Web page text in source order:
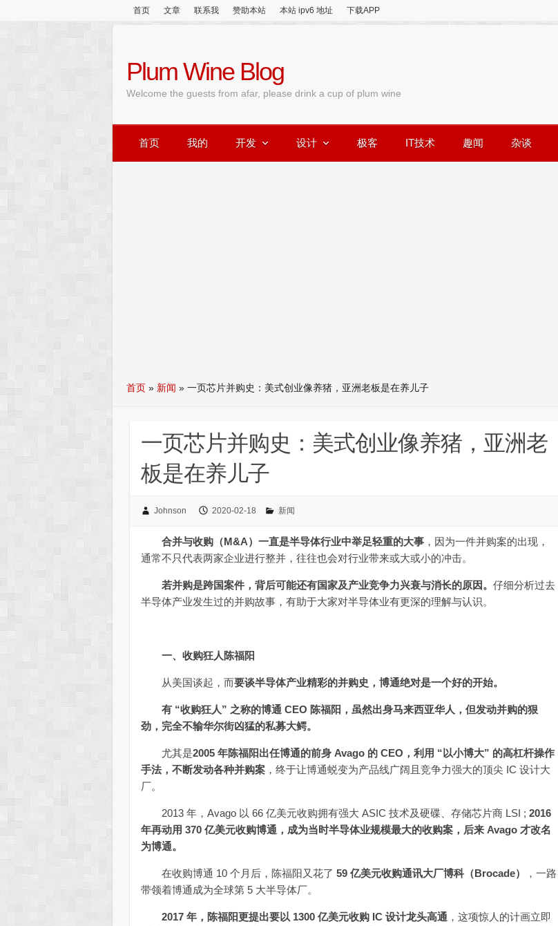
首页 文章 联系我 赞助本站 本站 ipv6 地址 下载APP
Plum Wine Blog
Welcome the guests from afar, please drink a cup of plum wine
首页 我的 开发 设计 极客 IT技术 趣闻 杂谈
首页 » 新闻 » 一页芯片并购史：美式创业像养猪，亚洲老板是在养儿子
一页芯片并购史：美式创业像养猪，亚洲老
板是在养儿子
Johnson 2020-02-18 新闻
合并与收购（M&A）一直是半导体行业中举足轻重的大事 ，因为一件并购案的出现，
通常不只代表两家企业进行整并，往往也会对行业带来或大或小的冲击。
若并购是跨国案件，背后可能还有国家及产业竞争力兴衰与消长的原因。仔细分析过去
半导体产业发生过的并购故事，有助于大家对半导体业有更深的理解与认识。
一、收购狂人陈福阳
从美国谈起，而要谈半导体产业精彩的并购史，博通绝对是一个好的开始。
有 “收购狂人” 之称的博通 CEO 陈福阳，虽然出身马来西亚华人，但发动并购的狠
劲，完全不输华尔街凶猛的私募大鳄。
尤其是2005 年陈福阳出任博通的前身 Avago 的 CEO，利用 “以小博大” 的高杠杆操作
手法，不断发动各种并购案 ，终于让博通蜕变为产品线广阔且竞争力强大的顶尖 IC 设计大
厂。
2013 年，Avago 以 66 亿美元收购拥有强大 ASIC 技术及硬碟、存储芯片商 LSI ;2016
年再动用 370 亿美元收购博通，成为当时半导体业规模最大的收购案，后来 Avago 才改名
为博通。
在收购博通 10 个月后，陈福阳又花了59 亿美元收购通讯大厂博科（Brocade）
，一路
带领着博通成为全球第 5 大半导体厂。
2017 年，陈福阳更提出要以 1300 亿美元收购 IC 设计龙头高通 ，这项惊人的计画立即